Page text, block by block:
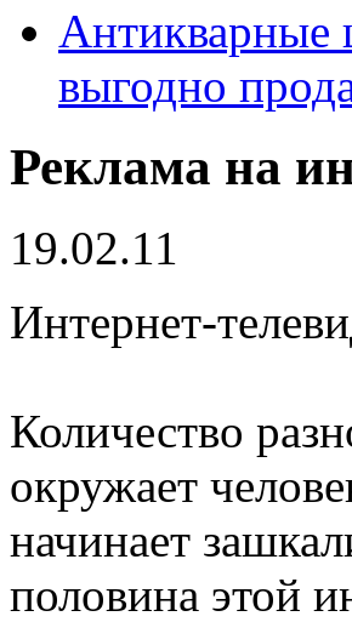
Антикварные
выгодно
Реклама на
19.02.11
Интернет-
Количество
окружает
начинает
половина этой